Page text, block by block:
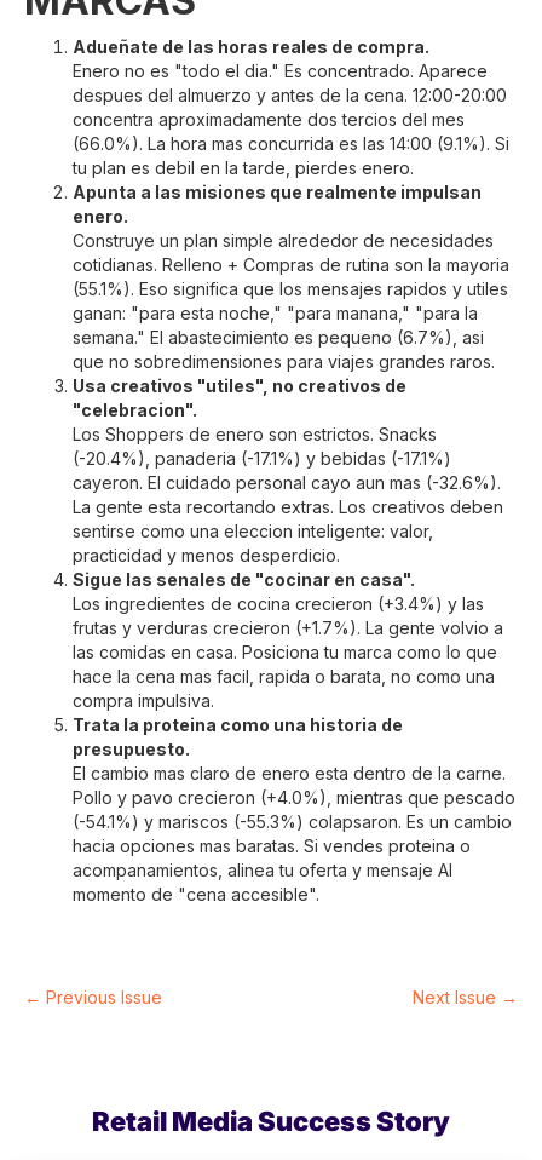
Adueñate de las horas reales de compra.
Enero no es "todo el dia." Es concentrado. Aparece
despues del almuerzo y antes de la cena. 12:00-20:00
concentra aproximadamente dos tercios del mes
(66.0%). La hora mas concurrida es las 14:00 (9.1%). Si
tu plan es debil en la tarde, pierdes enero.
Apunta a las misiones que realmente impulsan
enero.
Construye un plan simple alrededor de necesidades
cotidianas. Relleno + Compras de rutina son la mayoria
(55.1%). Eso significa que los mensajes rapidos y utiles
ganan: "para esta noche," "para manana," "para la
semana." El abastecimiento es pequeno (6.7%), asi
que no sobredimensiones para viajes grandes raros.
Usa creativos "utiles", no creativos de
"celebracion".
Los Shoppers de enero son estrictos. Snacks
(-20.4%), panaderia (-17.1%) y bebidas (-17.1%)
cayeron. El cuidado personal cayo aun mas (-32.6%).
La gente esta recortando extras. Los creativos deben
sentirse como una eleccion inteligente: valor,
practicidad y menos desperdicio.
Sigue las senales de "cocinar en casa".
Los ingredientes de cocina crecieron (+3.4%) y las
frutas y verduras crecieron (+1.7%). La gente volvio a
las comidas en casa. Posiciona tu marca como lo que
hace la cena mas facil, rapida o barata, no como una
compra impulsiva.
Trata la proteina como una historia de
presupuesto.
El cambio mas claro de enero esta dentro de la carne.
Pollo y pavo crecieron (+4.0%), mientras que pescado
(-54.1%) y mariscos (-55.3%) colapsaron. Es un cambio
hacia opciones mas baratas. Si vendes proteina o
acompanamientos, alinea tu oferta y mensaje AI
momento de "cena accesible".
← Previous Issue Next Issue →
Retail Media Success Story